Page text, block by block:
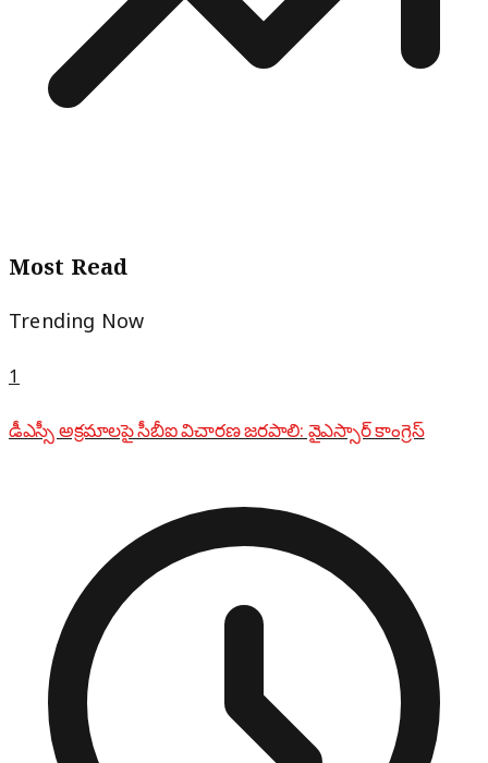
Most Read
Trending Now
1
డీఎస్సీ అక్రమాలపై సీబీఐ విచారణ జరపాలి: వైఎస్సార్ కాంగ్రెస్